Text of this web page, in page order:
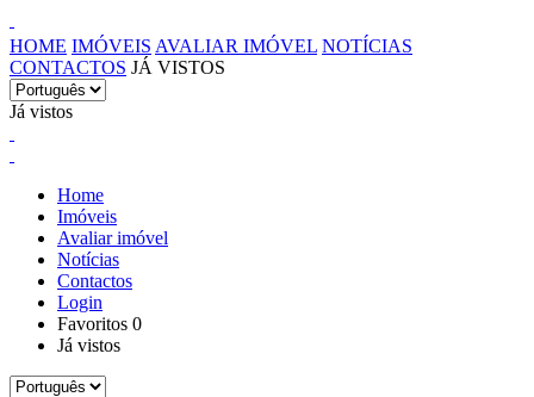
HOME IMÓVEIS AVALIAR IMÓVEL NOTÍCIAS
CONTACTOS JÁ VISTOS
Já vistos
Home
Imóveis
Avaliar imóvel
Notícias
Contactos
Login
Favoritos 0
Já vistos